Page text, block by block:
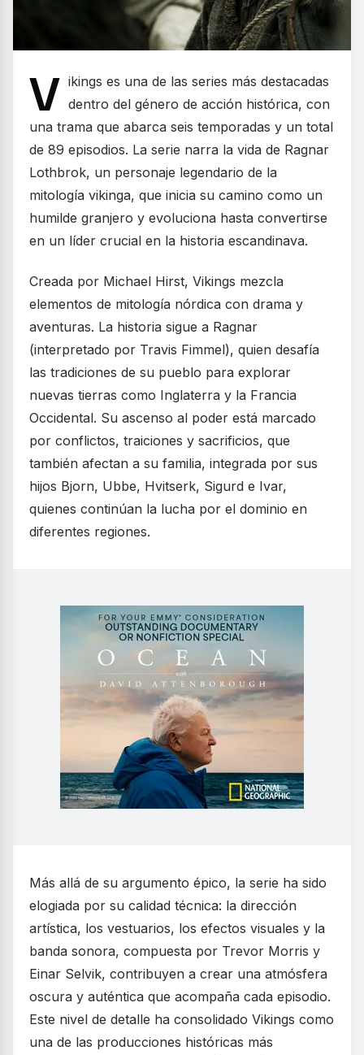
V ikings es una de las series más destacadas
dentro del género de acción histórica, con
una trama que abarca seis temporadas y un total
de 89 episodios. La serie narra la vida de Ragnar
Lothbrok, un personaje legendario de la
mitología vikinga, que inicia su camino como un
humilde granjero y evoluciona hasta convertirse
en un líder crucial en la historia escandinava.
Creada por Michael Hirst, Vikings mezcla
elementos de mitología nórdica con drama y
aventuras. La historia sigue a Ragnar
(interpretado por Travis Fimmel), quien desafía
las tradiciones de su pueblo para explorar
nuevas tierras como Inglaterra y la Francia
Occidental. Su ascenso al poder está marcado
por conflictos, traiciones y sacrificios, que
también afectan a su familia, integrada por sus
hijos Bjorn, Ubbe, Hvitserk, Sigurd e Ivar,
quienes continúan la lucha por el dominio en
diferentes regiones.
Más allá de su argumento épico, la serie ha sido
elogiada por su calidad técnica: la dirección
artística, los vestuarios, los efectos visuales y la
banda sonora, compuesta por Trevor Morris y
Einar Selvik, contribuyen a crear una atmósfera
oscura y auténtica que acompaña cada episodio.
Este nivel de detalle ha consolidado Vikings como
una de las producciones históricas más